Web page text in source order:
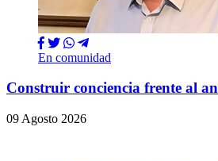
En comunidad
Construir conciencia frente al
09 Agosto 2026